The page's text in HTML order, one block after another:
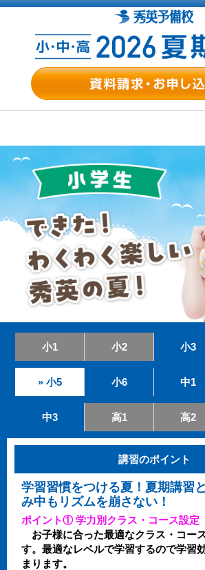
小1 小2 小3
» 小5 小6 中1
中3 高1 高2
講習のポイント
学習習慣をつける夏！夏期講習
み中もリズムを崩さない！
ポイント① 学力別クラス・コース設定
お子様に合った最適なクラス・コー
す。最適なレベルで学習するので学習
まります。